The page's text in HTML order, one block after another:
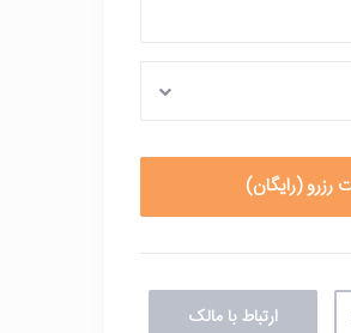
ارتباط با مالک